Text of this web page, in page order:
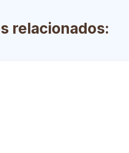
relacionados: